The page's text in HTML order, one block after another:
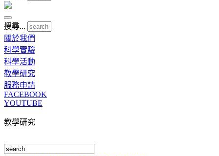
搜尋...
關於我們
科學實驗
科學活動
教學研究
服務申請
FACEBOOK
YOUTUBE
教學研究